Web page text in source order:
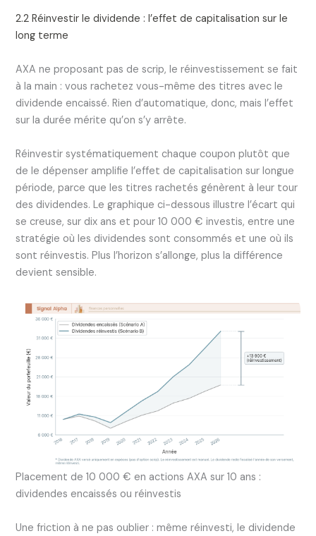
2.2 Réinvestir le dividende : l’effet de capitalisation sur le
long terme
AXA ne proposant pas de scrip, le réinvestissement se fait
à la main : vous rachetez vous-même des titres avec le
dividende encaissé. Rien d’automatique, donc, mais l’effet
sur la durée mérite qu’on s’y arrête.
Réinvestir systématiquement chaque coupon plutôt que
de le dépenser amplifie l’effet de capitalisation sur longue
période, parce que les titres rachetés génèrent à leur tour
des dividendes. Le graphique ci-dessous illustre l’écart qui
se creuse, sur dix ans et pour 10 000 € investis, entre une
stratégie où les dividendes sont consommés et une où ils
sont réinvestis. Plus l’horizon s’allonge, plus la différence
devient sensible.
Placement de 10 000 € en actions AXA sur 10 ans :
dividendes encaissés ou réinvestis
Une friction à ne pas oublier : même réinvesti, le dividende